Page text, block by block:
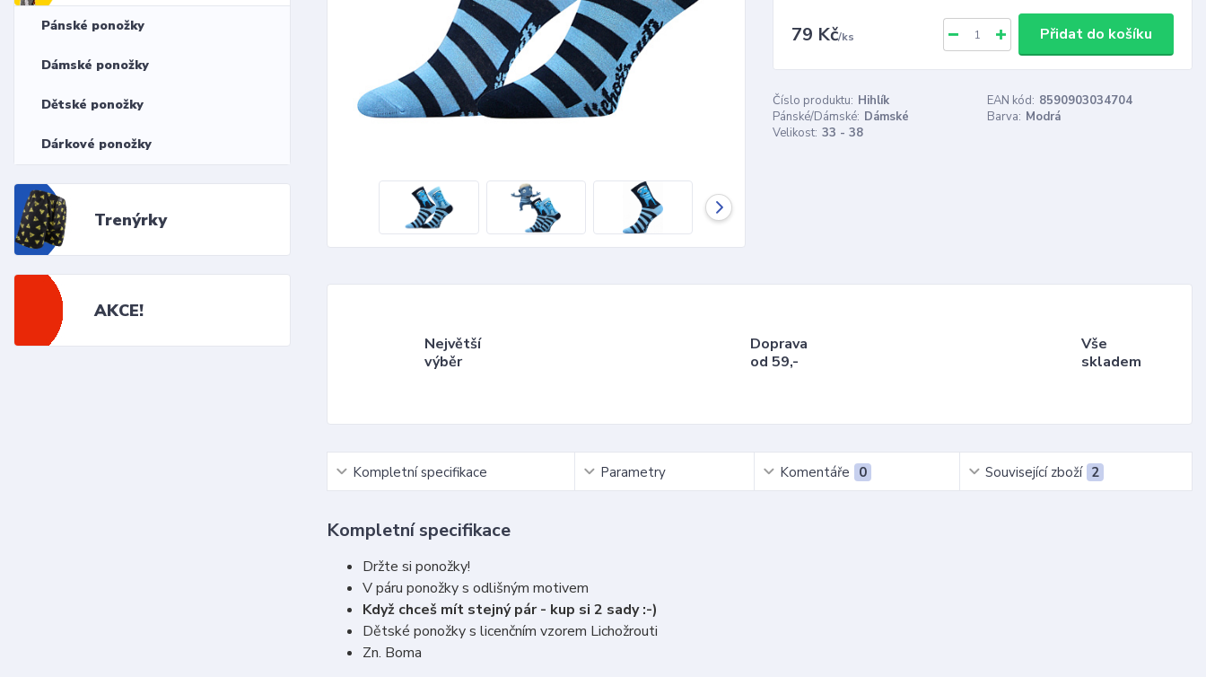
Pánské ponožky
Dámské ponožky
Dětské ponožky
Dárkové ponožky
Trenýrky
AKCE!
79 Kč/ks Přidat do košíku
Číslo produktu: Hihlík EAN kód: 8590903034704
Pánské/Dámské: Dámské Barva: Modrá
Velikost: 33 - 38
Největší
výběr
Doprava
od 59,-
Vše
skladem
Kompletní specifikace Parametry Komentáře 0 Související zboží 2
Kompletní specifikace
Držte si ponožky!
V páru ponožky s odlišným motivem
Když chceš mít stejný pár - kup si 2 sady :-)
Dětské ponožky s licenčním vzorem Lichožrouti
Zn. Boma